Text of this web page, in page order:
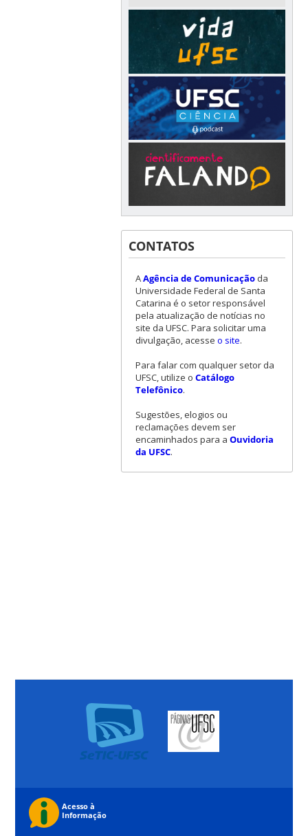
CONTATOS
AAgência de Comunicaçãoda
Universidade Federal de Santa
Catarina é o setor responsável
pela atualização de notícias no
site da UFSC. Para solicitar uma
divulgação, acesse o site.
Para falar com qualquer setor da
UFSC, utilize o Catálogo
Telefônico.
Sugestões, elogios ou
reclamações devem ser
encaminhados para a Ouvidoria
da UFSC.